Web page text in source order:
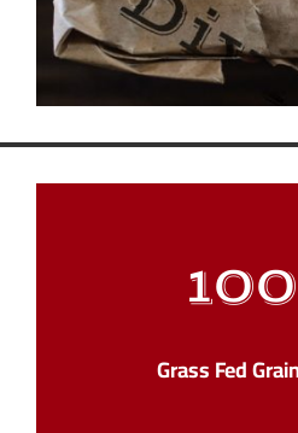
100
Grass Fed